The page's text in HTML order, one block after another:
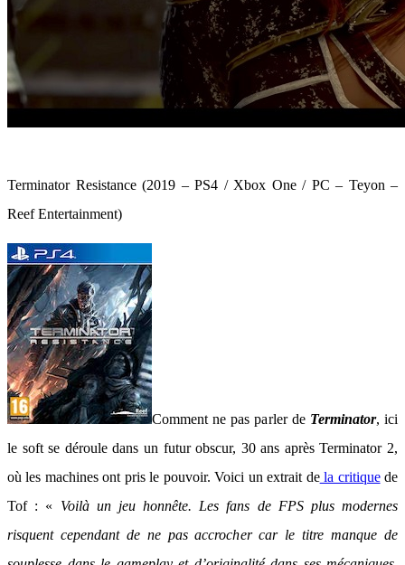
Terminator Resistance (2019 – PS4 / Xbox One / PC – Teyon –
Reef Entertainment)
Comment ne pas parler de Terminator, ici
le soft se déroule dans un futur obscur, 30 ans après Terminator 2,
où les machines ont pris le pouvoir. Voici un extrait dela critiquede
Tof : « Voilà un jeu honnête. Les fans de FPS plus modernes
risquent cependant de ne pas accrocher car le titre manque de